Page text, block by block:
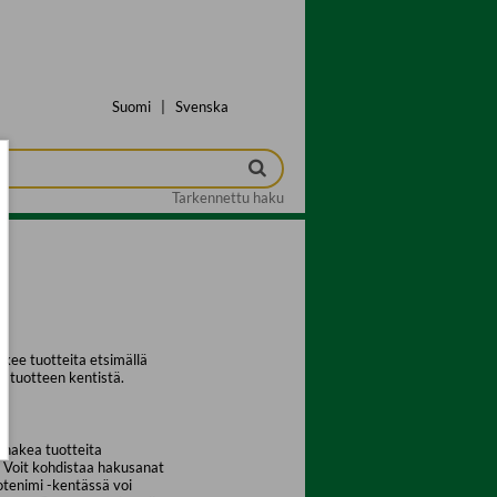
Suomi Svenska
Tarkennettu haku
tuotteita etsimällä
tuotteen kentistä.
hakea tuotteita
kohdistaa hakusanat
-kentässä voi